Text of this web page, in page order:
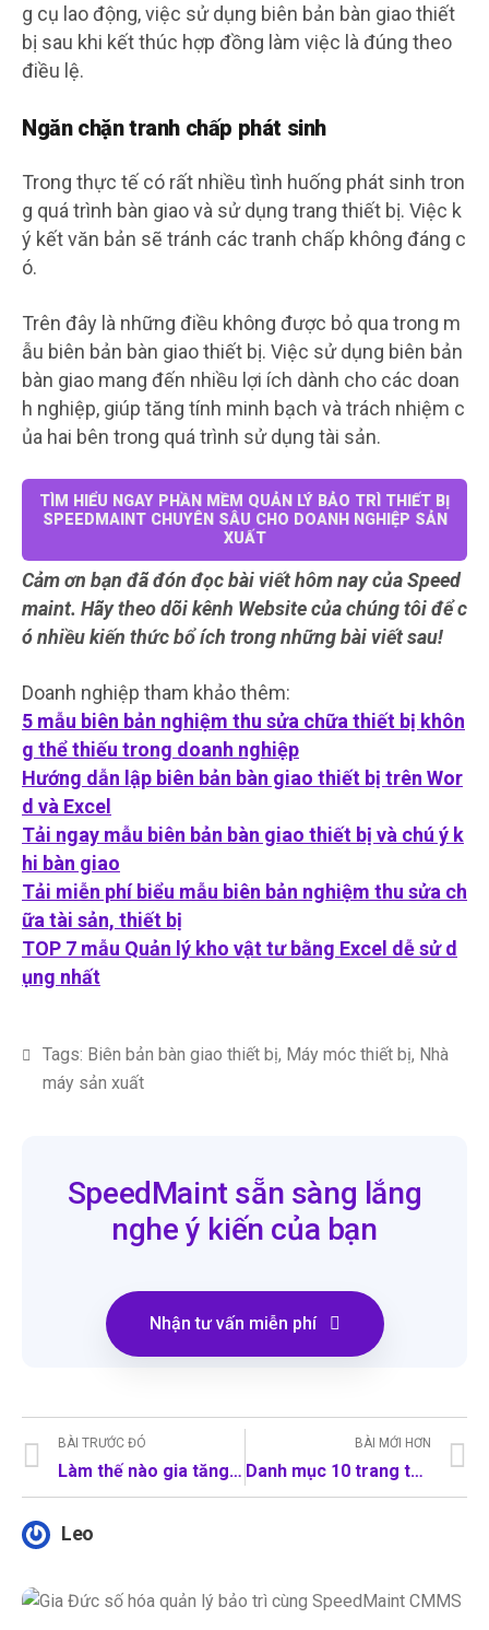
g cụ lao động, việc sử dụng biên bản bàn giao thiết
bị sau khi kết thúc hợp đồng làm việc là đúng theo
điều lệ.
Ngăn chặn tranh chấp phát sinh
Trong thực tế có rất nhiều tình huống phát sinh tron
g quá trình bàn giao và sử dụng trang thiết bị. Việc k
ý kết văn bản sẽ tránh các tranh chấp không đáng c
ó.
Trên đây là những điều không được bỏ qua trong m
ẫu biên bản bàn giao thiết bị. Việc sử dụng biên bản
bàn giao mang đến nhiều lợi ích dành cho các doan
h nghiệp, giúp tăng tính minh bạch và trách nhiệm c
ủa hai bên trong quá trình sử dụng tài sản.
TÌM HIỂU NGAY PHẦN MỀM QUẢN LÝ BẢO TRÌ THIẾT BỊ
SPEEDMAINT CHUYÊN SÂU CHO DOANH NGHIỆP SẢN
XUẤT
Cảm ơn bạn đã đón đọc bài viết hôm nay của Speed
maint. Hãy theo dõi kênh Website của chúng tôi để c
ó nhiều kiến thức bổ ích trong những bài viết sau!
Doanh nghiệp tham khảo thêm:
5 mẫu biên bản nghiệm thu sửa chữa thiết bị khôn
g thể thiếu trong doanh nghiệp
Hướng dẫn lập biên bản bàn giao thiết bị trên Wor
d và Excel
Tải ngay mẫu biên bản bàn giao thiết bị và chú ý k
hi bàn giao
Tải miễn phí biểu mẫu biên bản nghiệm thu sửa ch
ữa tài sản, thiết bị
TOP 7 mẫu Quản lý kho vật tư bằng Excel dễ sử d
ụng nhất
Tags: Biên bản bàn giao thiết bị, Máy móc thiết bị, Nhà
máy sản xuất
SpeedMaint sẵn sàng lắng
nghe ý kiến của bạn
Nhận tư vấn miễn phí
BÀI TRƯỚC ĐÓ
Làm thế nào gia tăng hiệu suất sử dụng tài sản cố định cho nhà máy sản xuất
BÀI MỚI HƠN
Danh mục 10 trang thiết bị y tế không thể thiếu trong bệnh viện
Leo